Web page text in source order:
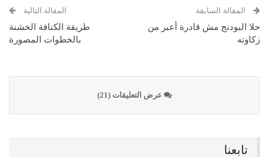
المقالة السابقة
حلا البودنج مش قادرة أعبر من
زكاوته
المقالة التالية
طريقة الكنافة الخشنة
بالخطوات المصورة
عرض التعليقات (21)
تابعنا